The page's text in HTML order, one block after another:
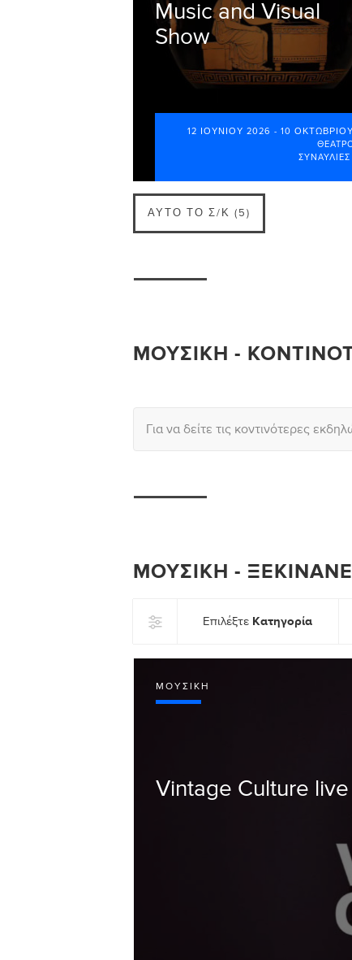
Music and Visual
Show
12 ΙΟΥΝΊΟΥ 2026 - 10
ΣΥΝΑΥΛΊΕΣ
ΑΥΤΌ ΤΟ Σ/Κ (5)
ΜΟΥΣΙΚΉ -
Για να δείτε τις κοντινότερες
ΜΟΥΣΙΚΉ -
Επιλέξτε Κατηγορία
ΜΟΥΣΙΚΉ
Vintage Culture